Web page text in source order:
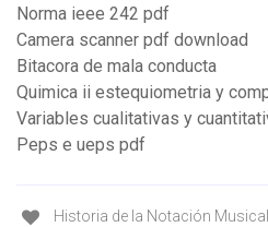
Norma ieee 242 pdf
Camera scanner pdf download
Bitacora de mala conducta
Quimica ii estequiometria y
Variables cualitativas y
Peps e ueps pdf
Historia de la Notación